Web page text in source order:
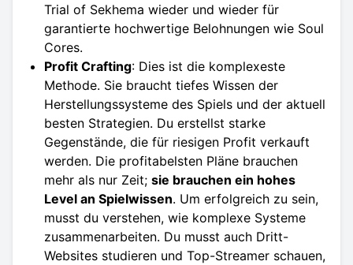
Trial of Sekhema wieder und wieder für
garantierte hochwertige Belohnungen wie Soul
Cores.
Profit Crafting: Dies ist die komplexeste
Methode. Sie braucht tiefes Wissen der
Herstellungssysteme des Spiels und der aktuell
besten Strategien. Du erstellst starke
Gegenstände, die für riesigen Profit verkauft
werden. Die profitabelsten Pläne brauchen
mehr als nur Zeit; sie brauchen ein hohes
Level an Spielwissen. Um erfolgreich zu sein,
musst du verstehen, wie komplexe Systeme
zusammenarbeiten. Du musst auch Dritt-
Websites studieren und Top-Streamer schauen,